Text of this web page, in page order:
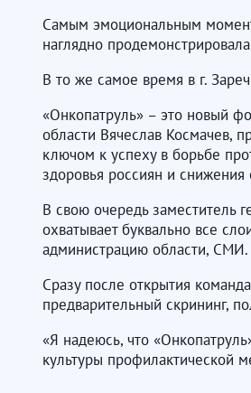
Самым эмоциональным
наглядно
В то же самое время в г.
«Онкопатруль» – это новый
области Вячеслав Космачев,
ключом к успеху в борьбе
здоровья россиян и снижения
В свою очередь заместитель
охватывает буквально все
администрацию области, СМИ.
Сразу после открытия
предварительный скрининг,
«Я надеюсь, что
культуры профилактической